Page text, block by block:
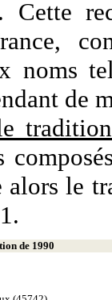
noms
de
le
de 1990